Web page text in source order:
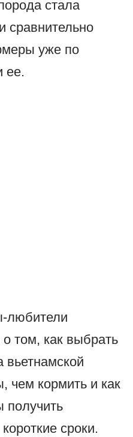
стала
сравнительно
уже по
ее.
любители
том, как выбрать
вьетнамской
чем кормить и как
получить
сроки.